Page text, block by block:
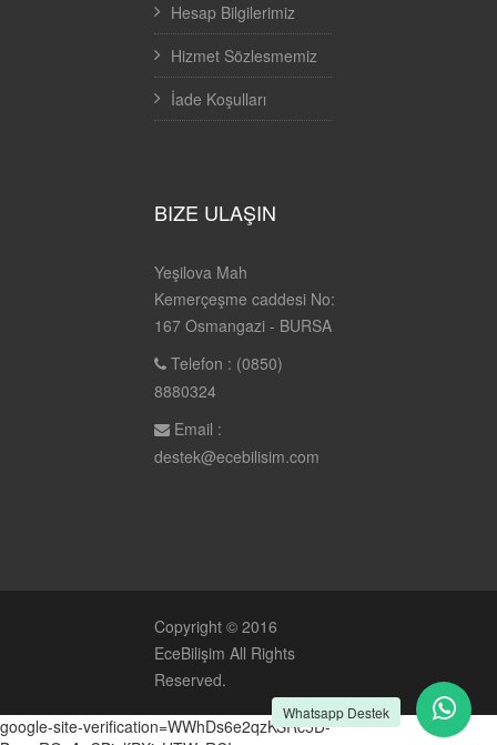
Hesap Bilgilerimiz
Hizmet Sözlesmemiz
İade Koşulları
BIZE ULAŞIN
Yeşilova Mah
Kemerçeşme caddesi No:
167 Osmangazi - BURSA
Telefon : (0850)
8880324
Email :
destek@ecebilisim.com
Copyright © 2016
EceBilişim All Rights
Reserved.
Whatsapp Destek
google-site-verification=WWhDs6e2qzKSRc5D-